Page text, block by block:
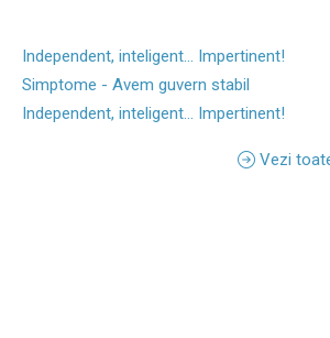
Independent, inteligent... Impertinent!
Simptome - Avem guvern stabil
Independent, inteligent... Impertinent!
Vezi